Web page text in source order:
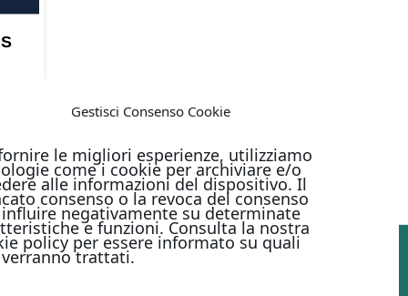
Gestisci Consenso Cookie
le migliori esperienze, utilizziamo
come i cookie per archiviare e/o
alle informazioni del dispositivo. Il
consenso o la revoca del consenso
negativamente su determinate
e funzioni. Consulta la nostra
policy per essere informato su quali
trattati.PAGAMENTI ONLINE CON